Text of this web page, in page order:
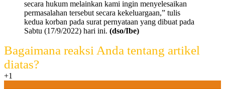
secara hukum melainkan kami ingin menyelesaikan
permasalahan tersebut secara kekeluargaan,” tulis
kedua korban pada surat pernyataan yang dibuat pada
Sabtu (17/9/2022) hari ini. (dso/Ibe)
Bagaimana reaksi Anda tentang artikel
diatas?
+1